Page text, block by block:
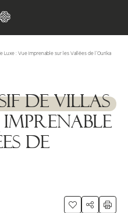
Luxe : Vue Imprenable sur les Vallées de l’Ourika
de Villas
Imprenable
de